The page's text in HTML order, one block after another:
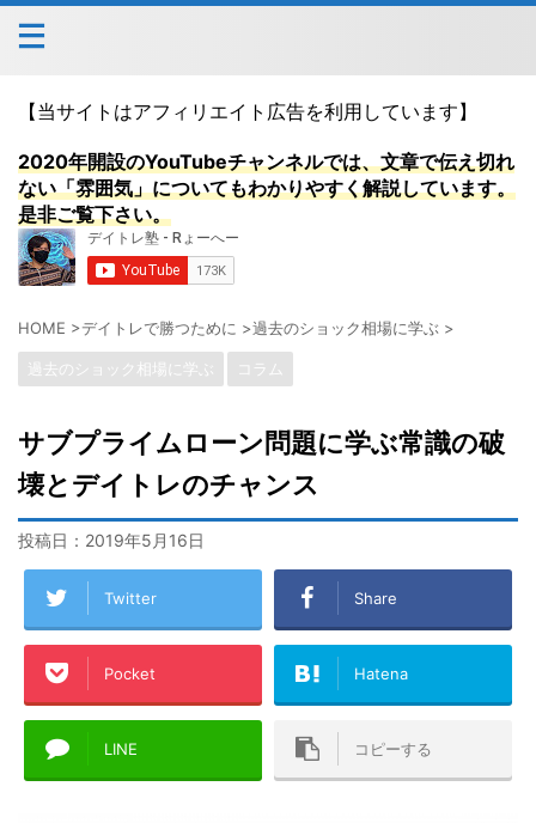
【当サイトはアフィリエイト広告を利用しています】
2020年開設のYouTubeチャンネルでは、文章で伝え切れ
ない「雰囲気」についてもわかりやすく解説しています。
是非ご覧下さい。
HOME >デイトレで勝つために >過去のショック相場に学ぶ >
過去のショック相場に学ぶ コラム
サブプライムローン問題に学ぶ常識の破
壊とデイトレのチャンス
投稿日： 2019年5月16日
Twitter Share
Pocket Hatena
LINE コピーする